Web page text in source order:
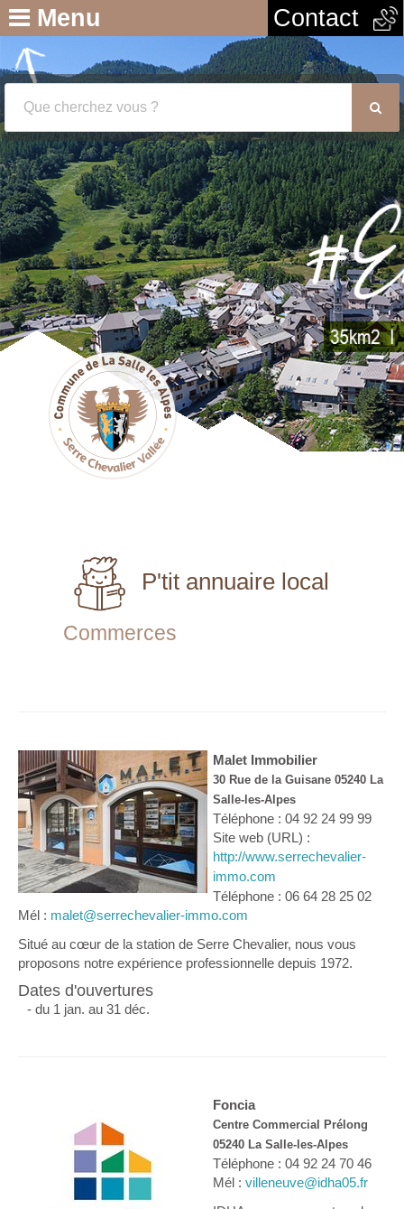
Contact
Menu
P'tit annuaire local
Commerces
Malet Immobilier
30 Rue de la Guisane 05240 La
Salle-les-Alpes
Téléphone : 04 92 24 99 99
Site web (URL) :
http://www.serrechevalier-
immo.com
Téléphone : 06 64 28 25 02
Mél : malet@serrechevalier-immo.com
Situé au cœur de la station de Serre Chevalier, nous vous
proposons notre expérience professionnelle depuis 1972.
Dates d'ouvertures
- du 1 jan. au 31 déc.
Foncia
Centre Commercial Prélong
05240 La Salle-les-Alpes
Téléphone : 04 92 24 70 46
Mél : villeneuve@idha05.fr